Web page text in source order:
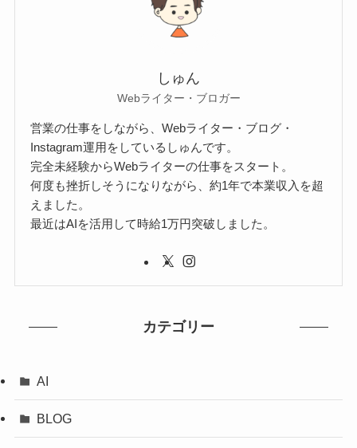
しゅん
Webライター・ブロガー
営業の仕事をしながら、Webライター・ブログ・
Instagram運用をしているしゅんです。
完全未経験からWebライターの仕事をスタート。
何度も挫折しそうになりながら、約1年で本業収入を超
えました。
最近はAIを活用して時給1万円突破しました。
カテゴリー
AI
BLOG